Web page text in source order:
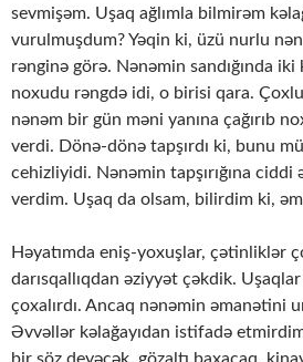
sevmişəm. Uşaq ağlımla bilmirəm
vurulmuşdum? Yəqin ki, üzü nurlu
rənginə görə. Nənəmin sandığında iki
noxudu rəngdə idi, o birisi qara.
nənəm bir gün məni yanına çağırıb
verdi. Dönə-dönə tapşırdı ki, bunu
cehizliyidi. Nənəmin tapşırığına ciddi
verdim. Uşaq da olsam, bilirdim ki,
Həyatımda eniş-yoxuşlar, çətinliklər
darısqallıqdan əziyyət çəkdik.
çoxalırdı. Ancaq nənəmin əmanətini
Əvvəllər kəlağayıdan istifadə